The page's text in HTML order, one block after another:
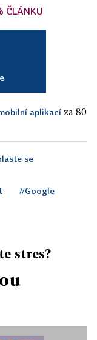
ČLÁNKU
aplikací za 80
se
#Google
stres?